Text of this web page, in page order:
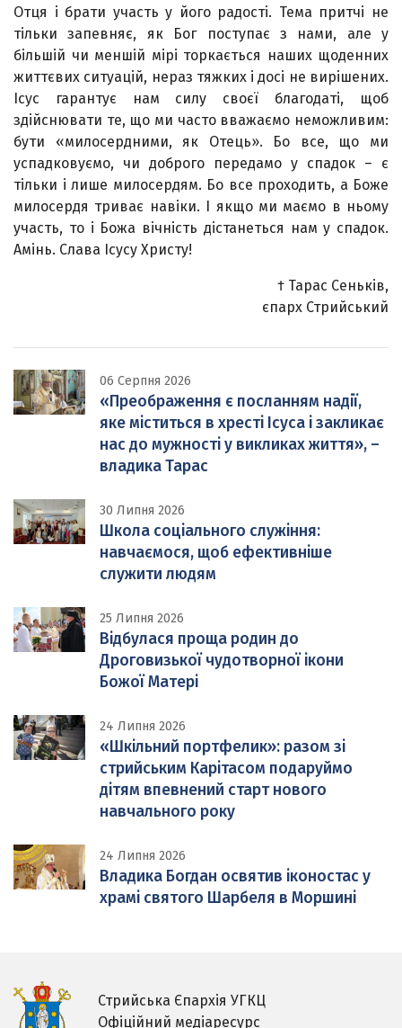
Отця і брати участь у його радості. Тема притчі не
тільки запевняє, як Бог поступає з нами, але у
більшій чи меншій мірі торкається наших щоденних
життєвих ситуацій, нераз тяжких і досі не вирішених.
Ісус гарантує нам силу своєї благодаті, щоб
здійснювати те, що ми часто вважаємо неможливим:
бути «милосердними, як Отець». Бо все, що ми
успадковуємо, чи доброго передамо у спадок – є
тільки і лише милосердям. Бо все проходить, а Боже
милосердя триває навіки. І якщо ми маємо в ньому
участь, то і Божа вічність дістанеться нам у спадок.
Амінь. Слава Ісусу Христу!
† Тарас Сеньків,
єпарх Стрийський
06 Серпня 2026
«Преображення є посланням надії,
яке міститься в хресті Ісуса і закликає
нас до мужності у викликах життя», –
владика Тарас
30 Липня 2026
Школа соціального служіння:
навчаємося, щоб ефективніше
служити людям
25 Липня 2026
Відбулася проща родин до
Дроговизької чудотворної ікони
Божої Матері
24 Липня 2026
«Шкільний портфелик»: разом зі
стрийським Карітасом подаруймо
дітям впевнений старт нового
навчального року
24 Липня 2026
Владика Богдан освятив іконостас у
храмі святого Шарбеля в Моршині
Стрийська Єпархія УГКЦ
Офіційний медіаресурс